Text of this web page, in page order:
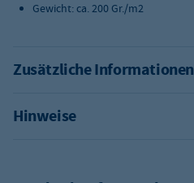
Gewicht: ca. 200 Gr./m2
Zusätzliche Informationen
Hinweise